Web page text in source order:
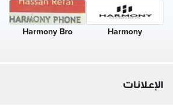
Harmony
Harmony Bro
الإعلانات